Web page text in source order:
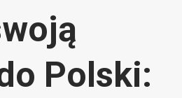
Polski: